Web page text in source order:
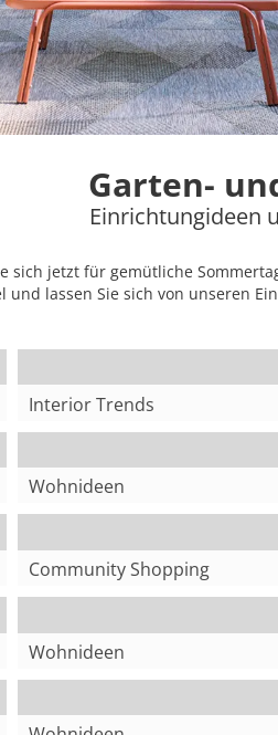
Garten-
Einrichtungideen
sich jetzt für gemütliche
und lassen Sie sich von unseren
Interior Trends
Key Pieces im Juli
Wohnideen
Ein Balkon, drei Styles
Community Shopping
@Melina
Wohnideen
Balkon natürlich